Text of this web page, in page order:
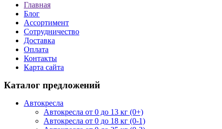
Главная
Блог
Ассортимент
Сотрудничество
Доставка
Оплата
Контакты
Карта сайта
Каталог предложений
Автокресла
Автокресла от 0 до 13 кг (0+)
Автокресла от 0 до 18 кг (0-1)